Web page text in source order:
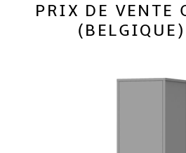
PRIX DE VENTE